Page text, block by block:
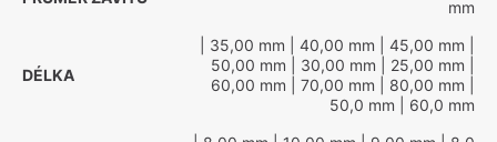
mm
DÉLKA
| 35,00 mm | 40,00 mm | 45,00 mm
50,00 mm | 30,00 mm | 25,00 mm
60,00 mm | 70,00 mm | 80,00 mm
50,0 mm | 60,0 mm